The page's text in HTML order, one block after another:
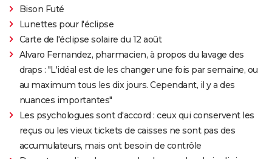
Bison Futé
Lunettes pour l'éclipse
Carte de l'éclipse solaire du 12 août
Alvaro Fernandez, pharmacien, à propos du lavage des
draps : "L'idéal est de les changer une fois par semaine, ou
au maximum tous les dix jours. Cependant, il y a des
nuances importantes"
Les psychologues sont d'accord : ceux qui conservent les
reçus ou les vieux tickets de caisses ne sont pas des
accumulateurs, mais ont besoin de contrôle